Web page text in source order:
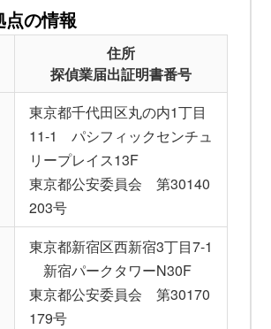
の情報
住所
探偵業届出証明書番号
東京都千代田区丸の内1丁目
11-1 パシフィックセンチュ
リープレイス13F
東京都公安委員会 第30140
203号
東京都新宿区西新宿3丁目7-1
新宿パークタワーN30F
東京都公安委員会 第30170
179号